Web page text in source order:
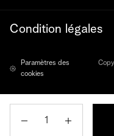
Condition légales
Paramètres des
cookies